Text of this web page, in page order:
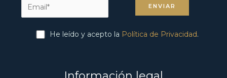
He leído y acepto la Política de Privacidad.